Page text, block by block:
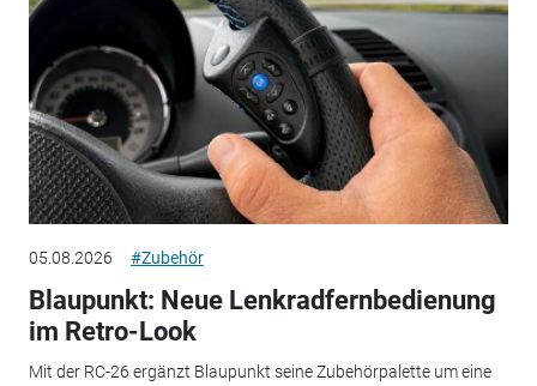
05.08.2026 #Zubehör
Blaupunkt: Neue Lenkradfernbedienung
im Retro-Look
Mit der RC-26 ergänzt Blaupunkt seine Zubehörpalette um eine